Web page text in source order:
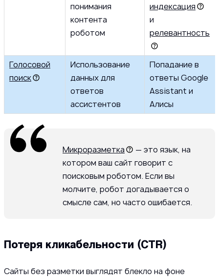
понимания
контента
роботом
индексация
и
релевантность
Голосовой
поиск
Использование
данных для
ответов
ассистентов
Попадание в
ответы Google
Assistant и
Алисы
Микроразметка
— это язык, на
котором ваш сайт говорит с
поисковым роботом. Если вы
молчите, робот догадывается о
смысле сам, но часто ошибается.
Потеря кликабельности (CTR)
Сайты без разметки выглядят блекло на фоне